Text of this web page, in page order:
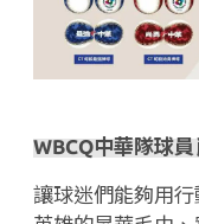
WBCQ中華隊球
讓球迷們能夠用